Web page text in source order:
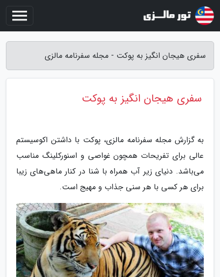
سفری هیجان انگیز به پوکت - مجله سفرنامه مالزی
سفری هیجان انگیز به پوکت
به گزارش مجله سفرنامه مالزی، پوکت با داشتن اکوسیستم
عالی برای تفریحات همچون غواصی و اسنورکلینگ مناسب
می‌باشد. دنیای زیر آب همراه با شنا در کنار ماهی‌های زیبا
برای هر کسی با هر سنی جذاب و مهیج است.